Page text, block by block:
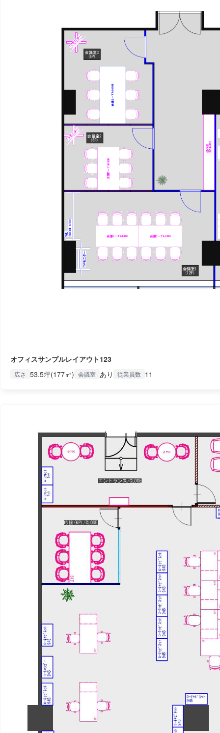
オフィスサンプルレイアウト123
広さ 53.5坪(177㎡) 会議室 あり 従業員数 11